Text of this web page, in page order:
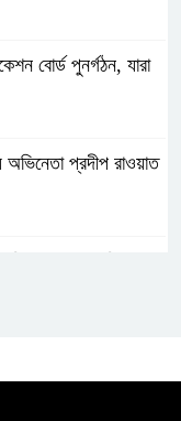
বোর্ড পুনর্গঠন, যারা
প্রদীপ রাওয়াত